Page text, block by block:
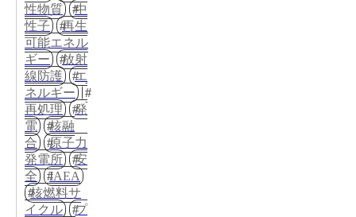
性物質
中
性子
再生
可能エネル
ギー
放射
線防護
エ
ネルギー
再処理
発
電
核融
合
原子力
発電所
安
全
IAEA
核燃料サ
イクル
プ